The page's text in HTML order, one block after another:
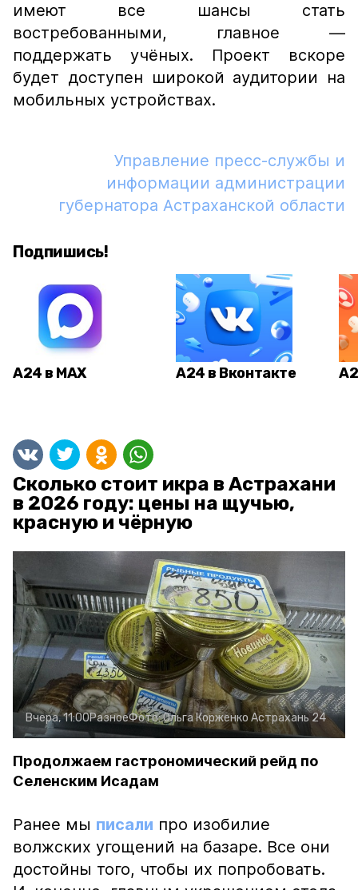
имеют все шансы стать
востребованными, главное —
поддержать учёных. Проект вскоре
будет доступен широкой аудитории на
мобильных устройствах.
Управление пресс-службы и
информации администрации
губернатора Астраханской области
Подпишись!
А24 в MAX А24 в Вконтакте
Сколько стоит икра в Астрахани
в 2026 году: цены на щучью,
красную и чёрную
Вчера, 11:00РазноеФото:Ольга Корженко Астрахань 24
Продолжаем гастрономический рейд по
Селенским Исадам
Ранее мы писали про изобилие
волжских угощений на базаре. Все они
достойны того, чтобы их попробовать.